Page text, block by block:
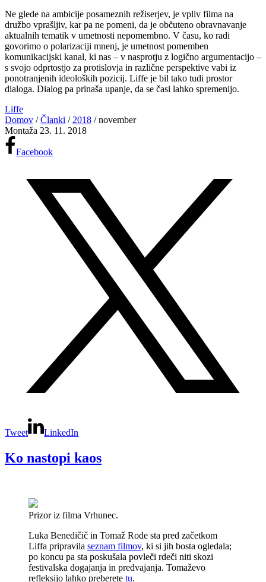
Ne glede na ambicije posameznih režiserjev, je vpliv filma na
družbo vprašljiv, kar pa ne pomeni, da je občuteno obravnavanje
aktualnih tematik v umetnosti nepomembno. V času, ko radi
govorimo o polarizaciji mnenj, je umetnost pomemben
komunikacijski kanal, ki nas – v nasprotju z logično argumentacijo –
s svojo odprtostjo za protislovja in različne perspektive vabi iz
ponotranjenih ideoloških pozicij. Liffe je bil tako tudi prostor
dialoga. Dialog pa prinaša upanje, da se časi lahko spremenijo.
Liffe
Domov /Članki / 2018 /november
Montaža 23. 11. 2018
Facebook
Tweet LinkedIn
Ko nastopi kaos
Prizor iz filma Vrhunec.
Luka Benedičič in Tomaž Rode sta pred začetkom
Liffa pripravila seznam filmov, ki si jih bosta ogledala;
po koncu pa sta poskušala povleči rdeči niti skozi
festivalska dogajanja in predvajanja. Tomaževo
refleksijo lahko preberete tu.